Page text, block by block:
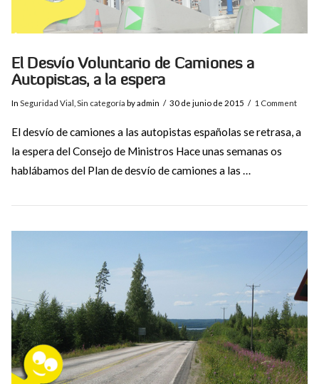
VIEW POST
El Desvío Voluntario de Camiones a
Autopistas, a la espera
In Seguridad Vial Sin categoría by admin 30 de junio de 2015 1 Comment
El desvío de camiones a las autopistas españolas se retrasa, a
la espera del Consejo de Ministros Hace unas semanas os
hablábamos del Plan de desvío de camiones a las …